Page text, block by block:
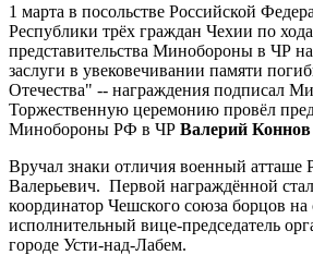
1 марта в посольстве Российской
Республики трёх граждан Чехии по
представительства Минобороны в ЧР
заслуги в увековечивании памяти
Отечества" -- награждения подписал
Торжественную церемонию провёл
Минобороны РФ в ЧР Валерий Коннов
Вручал знаки отличия военный
Валерьевич. Первой награждённой
координатор Чешского союза борцов на
исполнительный вице-председатель
городе Усти-над-Лабем.